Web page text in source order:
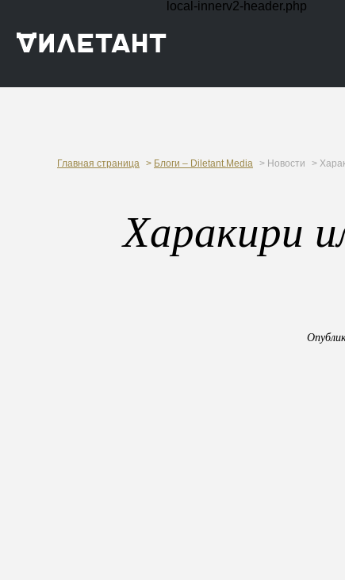
local-innerv2-header.php
Главная страница > Блоги – Diletant.Media > Новости >
Харакири